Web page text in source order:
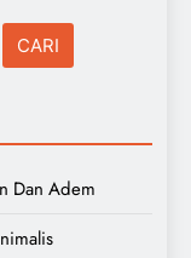
Dan Adem